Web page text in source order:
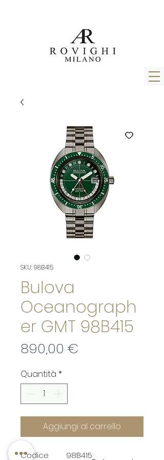
SKU: 98B415
Bulova
Oceanograph
er GMT 98B415
890,00 €
Quantità *
Aggiungi al carrello
Codice 98B415